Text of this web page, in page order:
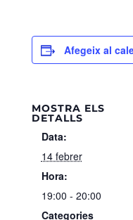
Afegeix al
MOSTRA ELS
DETALLS
Data:
14 febrer
Hora:
19:00 - 20:00
Categories